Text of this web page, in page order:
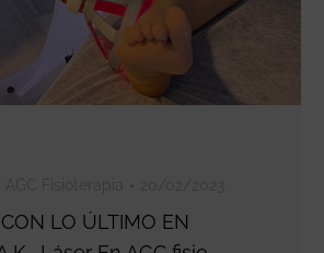
LO ÚLTIMO EN